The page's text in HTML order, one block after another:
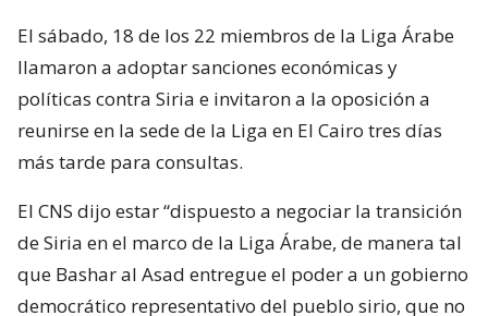
El sábado, 18 de los 22 miembros de la Liga Árabe
llamaron a adoptar sanciones económicas y
políticas contra Siria e invitaron a la oposición a
reunirse en la sede de la Liga en El Cairo tres días
más tarde para consultas.
El CNS dijo estar “dispuesto a negociar la transición
de Siria en el marco de la Liga Árabe, de manera tal
que Bashar al Asad entregue el poder a un gobierno
democrático representativo del pueblo sirio, que no